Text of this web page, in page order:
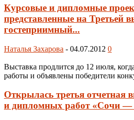
Курсовые и дипломные
представленные на Третьей
гостеприимный...
Наталья Захарова - 04.07.2012 0
Выставка продлится до 12 июля,
работы и объявлены победители
Открылась третья отчетная
и дипломных работ «Сочи —